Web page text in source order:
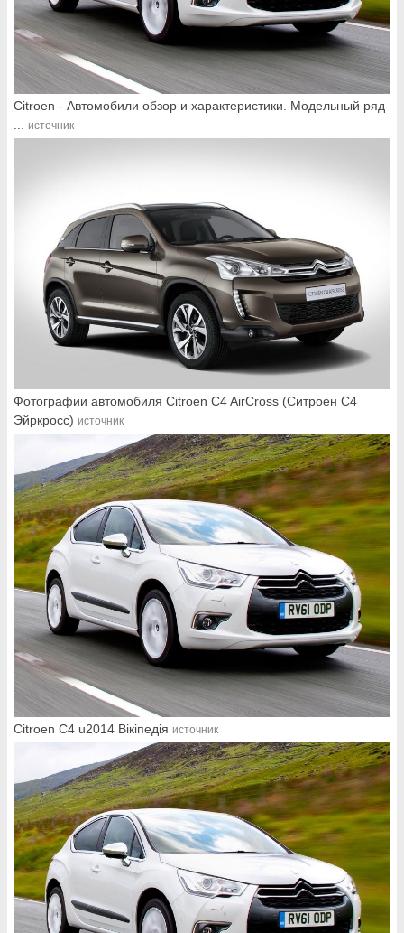
Citroen - Автомобили обзор и характеристики. Модельный ряд
источник
Фотографии автомобиля Citroen C4 AirCross (Ситроен С4
Эйркросс) источник
Citroen C4 u2014 Вікіпедія источник